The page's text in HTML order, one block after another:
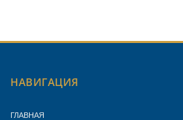
НАВИГАЦИЯ
ГЛАВНАЯ